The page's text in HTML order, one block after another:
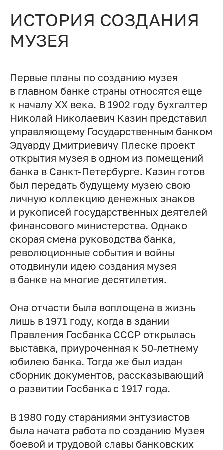
ИСТОРИЯ СОЗДАНИЯ
МУЗЕЯ
Первые планы по созданию музея
в главном банке страны относятся еще
к началу ХХ века. В 1902 году бухгалтер
Николай Николаевич Казин представил
управляющему Государственным банком
Эдуарду Дмитриевичу Плеске проект
открытия музея в одном из помещений
банка в Санкт-Петербурге. Казин готов
был передать будущему музею свою
личную коллекцию денежных знаков
и рукописей государственных деятелей
финансового министерства. Однако
скорая смена руководства банка,
революционные события и войны
отодвинули идею создания музея
в банке на многие десятилетия.
Она отчасти была воплощена в жизнь
лишь в 1971 году, когда в здании
Правления Госбанка СССР открылась
выставка, приуроченная к 50-летнему
юбилею банка. Тогда же был издан
сборник документов, рассказывающий
о развитии Госбанка с 1917 года.
В 1980 году стараниями энтузиастов
была начата работа по созданию Музея
боевой и трудовой славы банковских